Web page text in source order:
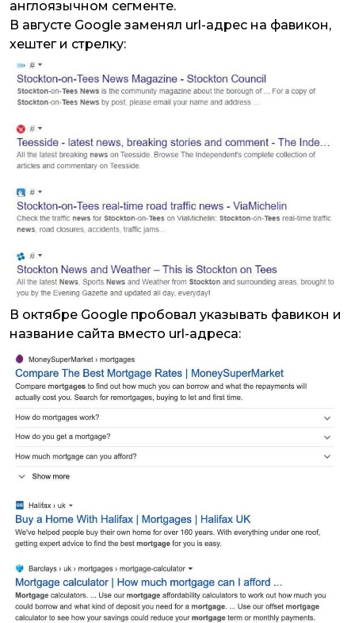
англоязычном сегменте.
В августе Google заменял url-адрес на фавикон,
хештег и стрелку:
В октябре Google пробовал указывать фавикон и
название сайта вместо url-адреса: